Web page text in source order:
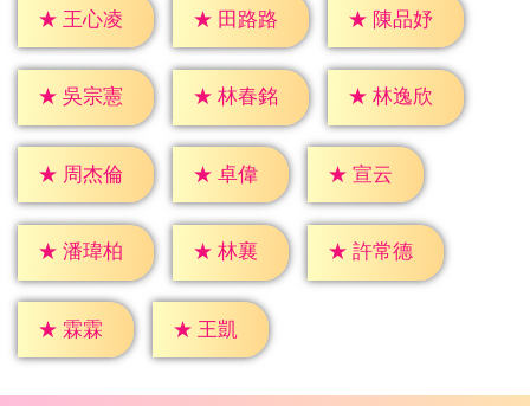
★ 王心凌 ★ 田路路 ★ 陳品妤
★ 吳宗憲 ★ 林春銘 ★ 林逸欣
★ 周杰倫 ★ 卓偉 ★ 宣云
★ 潘瑋柏 ★ 林襄 ★ 許常德
★ 霖霖 ★ 王凱